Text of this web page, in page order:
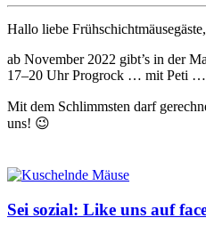
Hal­lo liebe Frühschichtmäusegäste,
ab Novem­ber 2022 gibt’s in der
17–20 Uhr Progrock … mit Peti …
Mit dem Schlimm­sten darf
uns! 😉
Sei sozial: Like uns auf